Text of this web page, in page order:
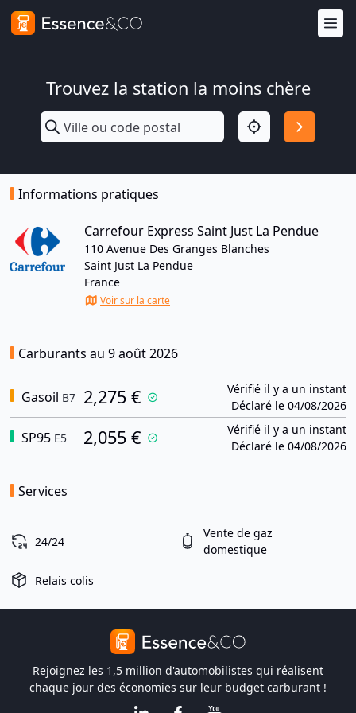
Trouvez la station la moins chère
Informations pratiques
Carrefour Express Saint Just La Pendue
110 Avenue Des Granges Blanches
Saint Just La Pendue
France
Voir sur la carte
Carburants au 9 août 2026
Gasoil B7 2,275 €
Vérifié il y a un instant
Déclaré le 04/08/2026
SP95 E5 2,055 €
Vérifié il y a un instant
Déclaré le 04/08/2026
Services
24/24
Vente de gaz
domestique
Relais colis
Rejoignez les 1,5 million d'automobilistes qui réalisent
chaque jour des économies sur leur budget carburant !